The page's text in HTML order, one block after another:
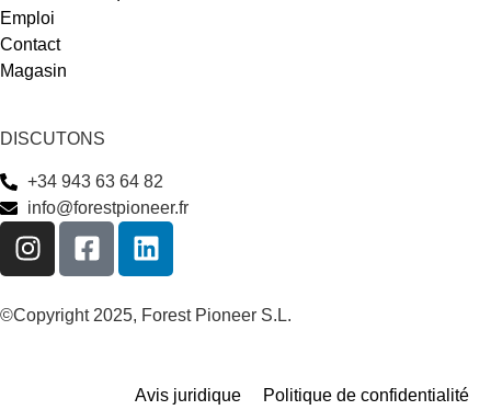
Emploi
Contact
Magasin
DISCUTONS
+34 943 63 64 82
info@forestpioneer.fr
©Copyright 2025, Forest Pioneer S.L.
Avis juridique Politique de confidentialité